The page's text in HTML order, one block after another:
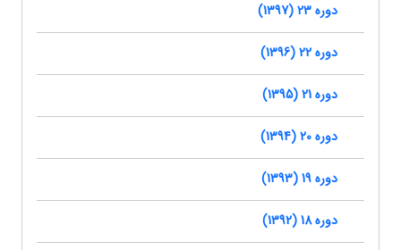
دوره 23 (1397)
دوره 22 (1396)
دوره 21 (1395)
دوره 20 (1394)
دوره 19 (1393)
دوره 18 (1392)